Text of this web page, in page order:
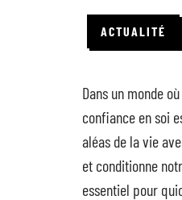
ACTUALITÉ
Dans un monde
confiance en soi
aléas de la vie
et conditionne
essentiel pour